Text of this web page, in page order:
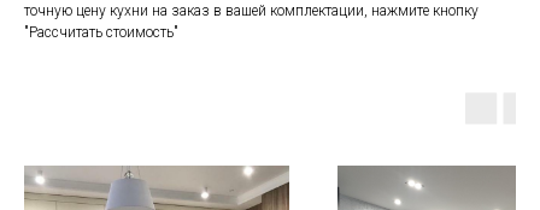
точную цену кухни на заказ в вашей комплектации, нажмите кнопку
"Рассчитать стоимость"